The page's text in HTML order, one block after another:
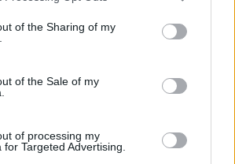
or usage behaviour. You may click to
to Google and its third-party tags to
specified purposes in below Google
of the Sharing of my
of the Sale of my
of processing my
Targeted Advertising.
basado en datos
. Las
junto con un
análisis
rendimiento, sino también ofrecer
cifras; son
historias
el éxito en el marketing digital.